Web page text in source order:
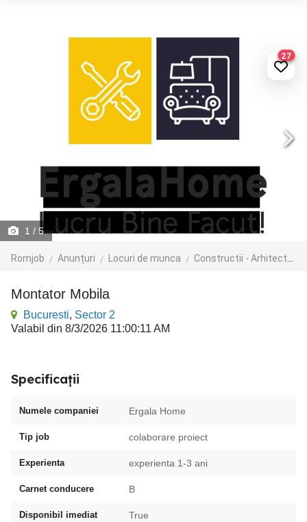
1 / 5
Romjob Anunțuri Locuri de munca Constructii - Arhitectura - Design
27
Montator Mobila
Bucuresti, Sector 2
Valabil din 8/3/2026 11:00:11 AM
Specificații
Numele companiei Ergala Home
Tip job colaborare proiect
Experienta experienta 1-3 ani
Carnet conducere B
Disponibil imediat True